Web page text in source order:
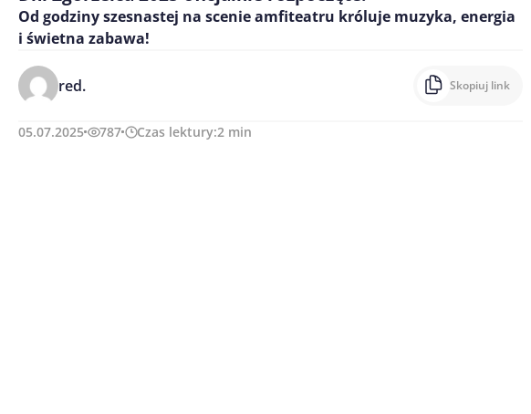
Od godziny szesnastej na scenie amfiteatru króluje muzyka, energia
i świetna zabawa!
red. Skopiuj link
05.07.2025 787 Czas lektury:2 min